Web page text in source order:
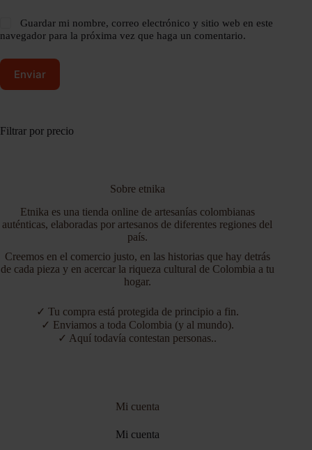
Guardar mi nombre, correo electrónico y sitio web en este
navegador para la próxima vez que haga un comentario.
Enviar
Filtrar por precio
Sobre etnika
Etnika es una tienda online de artesanías colombianas
auténticas, elaboradas por artesanos de diferentes regiones del
país.
Creemos en el comercio justo, en las historias que hay detrás
de cada pieza y en acercar la riqueza cultural de Colombia a tu
hogar.
✓ Tu compra está protegida de principio a fin.
✓ Enviamos a toda Colombia (y al mundo).
✓ Aquí todavía contestan personas..
Mi cuenta
Mi cuenta